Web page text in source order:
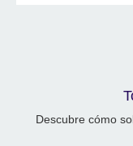
Descubre cómo